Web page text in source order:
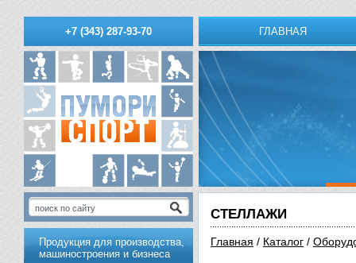
+7 (343) 287-93-70 ГЛАВНАЯ
СТЕЛЛАЖИ
Главная / Каталог /
Продукция для производства,
машиностроения и бизнеса